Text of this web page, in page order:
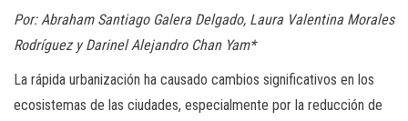
Por: Abraham Santiago Galera Delgado, Laura Valentina Morales
Rodríguez y Darinel Alejandro Chan Yam*
La rápida urbanización ha causado cambios significativos en los
ecosistemas de las ciudades, especialmente por la reducción de